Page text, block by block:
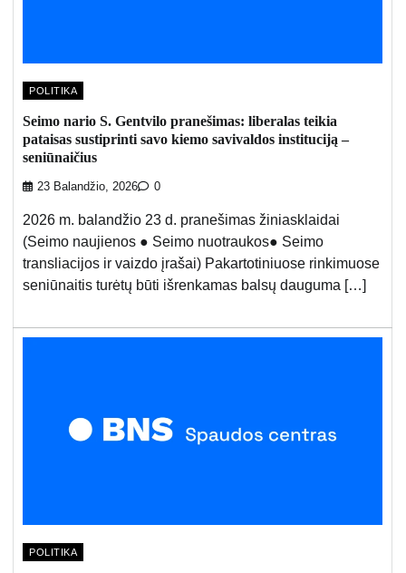
POLITIKA
Seimo nario S. Gentvilo pranešimas: liberalas teikia
pataisas sustiprinti savo kiemo savivaldos instituciją –
seniūnaičius
23 Balandžio, 2026 0
2026 m. balandžio 23 d. pranešimas žiniasklaidai
(Seimo naujienos ● Seimo nuotraukos● Seimo
transliacijos ir vaizdo įrašai) Pakartotiniuose rinkimuose
seniūnaitis turėtų būti išrenkamas balsų dauguma […]
POLITIKA